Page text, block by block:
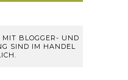
BLOGGER- UND
SIND IM HANDEL